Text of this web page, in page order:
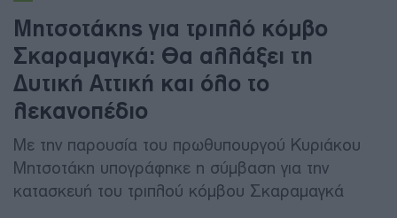
Μητσοτάκης για τριπλό κόμβο
Σκαραμαγκά: Θα αλλάξει τη
Δυτική Αττική και όλο το
λεκανοπέδιο
Με την παρουσία του πρωθυπουργού Κυριάκου
Μητσοτάκη υπογράφηκε η σύμβαση για την
κατασκευή του τριπλού κόμβου Σκαραμαγκά